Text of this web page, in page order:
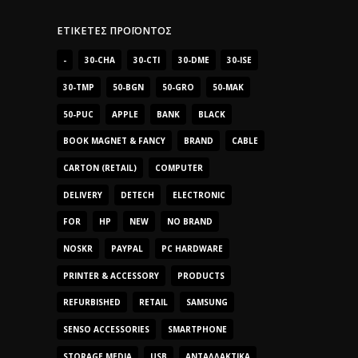
ΕΤΙΚΈΤΕΣ ΠΡΟΪΌΝΤΟΣ
- 30-CHA 30-CTI 30-DME 30-ISE
30-TMP 50-BGN 50-GRO 50-MAK
50-PUC APPLE BANK BLACK
BOOK MAGNET & FANCY BRAND CABLE
CARTON (RETAIL) COMPUTER
DELIVERY DETECH ELECTRONIC
FOR HP NEW NO BRAND
NOSKR PAYPAL PC HARDWARE
PRINTER & ACCESSORY PRODUCTS
REFURBISHED RETAIL SAMSUNG
SENSO ACCESSORIES SMARTPHONE